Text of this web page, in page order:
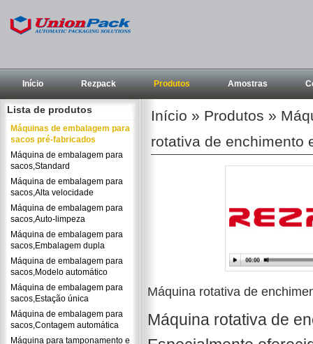
Início Rezpack Produtos Amostras
Lista de produtos
Máquinas de embalagem para
sacos pré-fabricados
Máquina de embalagem para
sacos,Standard
Máquina de embalagem para
sacos,Alta velocidade
Máquina de embalagem para
sacos,Auto-limpeza
Máquina de embalagem para
sacos,Embalagem dupla
Máquina de embalagem para
sacos,Modelo automático
Máquina de embalagem para
sacos,Estação única
Máquina de embalagem para
sacos,Contagem automática
Máquina para tamponamento e
Início » Produtos »
rotativa de enchimento
Máquina rotativa de
Máquina rotativa de